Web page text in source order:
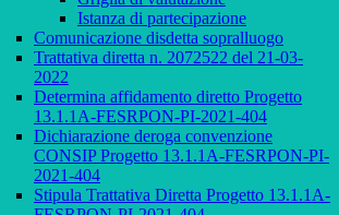
Istanza di partecipazione
Comunicazione disdetta sopralluogo
Trattativa diretta n. 2072522 del 21-03-
2022
Determina affidamento diretto Progetto
13.1.1A-FESRPON-PI-2021-404
Dichiarazione deroga convenzione
CONSIP Progetto 13.1.1A-FESRPON-PI-
2021-404
Stipula Trattativa Diretta Progetto 13.1.1A-